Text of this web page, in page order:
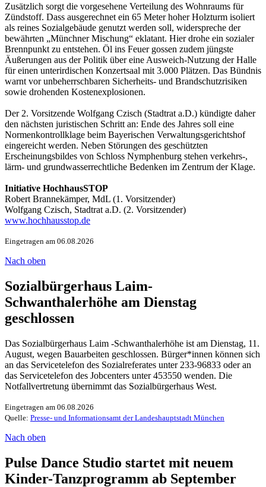
Zusätzlich sorgt die vorgesehene Verteilung des Wohnraums für
Zündstoff. Dass ausgerechnet ein 65 Meter hoher Holzturm isoliert
als reines Sozialgebäude genutzt werden soll, widerspreche der
bewährten „Münchner Mischung“ eklatant. Hier drohe ein sozialer
Brennpunkt zu entstehen. Öl ins Feuer gossen zudem jüngste
Äußerungen aus der Politik über eine Ausweich-Nutzung der Halle
für einen unterirdischen Konzertsaal mit 3.000 Plätzen. Das Bündnis
warnt vor unbeherrschbaren Sicherheits- und Brandschutzrisiken
sowie drohenden Kostenexplosionen.
Der 2. Vorsitzende Wolfgang Czisch (Stadtrat a.D.) kündigte daher
den nächsten juristischen Schritt an: Ende des Jahres soll eine
Normenkontrollklage beim Bayerischen Verwaltungsgerichtshof
eingereicht werden. Neben Störungen des geschützten
Erscheinungsbildes von Schloss Nymphenburg stehen verkehrs-,
lärm- und grundwasserrechtliche Bedenken im Zentrum der Klage.
Initiative HochhausSTOP
Robert Brannekämper, MdL (1. Vorsitzender)
Wolfgang Czisch, Stadtrat a.D. (2. Vorsitzender)
www.hochhausstop.de
Eingetragen am 06.08.2026
Nach oben
Sozialbürgerhaus Laim-
Schwanthalerhöhe am Dienstag
geschlossen
Das Sozialbürgerhaus Laim -Schwanthalerhöhe ist am Dienstag, 11.
August, wegen Bauarbeiten geschlossen. Bürger*innen können sich
an das Servicetelefon des Sozialreferates unter 233-96833 oder an
das Servicetelefon des Jobcenters unter 453550 wenden. Die
Notfallvertretung übernimmt das Sozialbürgerhaus West.
Eingetragen am 06.08.2026
Quelle: Presse- und Informationsamt der Landeshauptstadt München
Nach oben
Pulse Dance Studio startet mit neuem
Kinder-Tanzprogramm ab September